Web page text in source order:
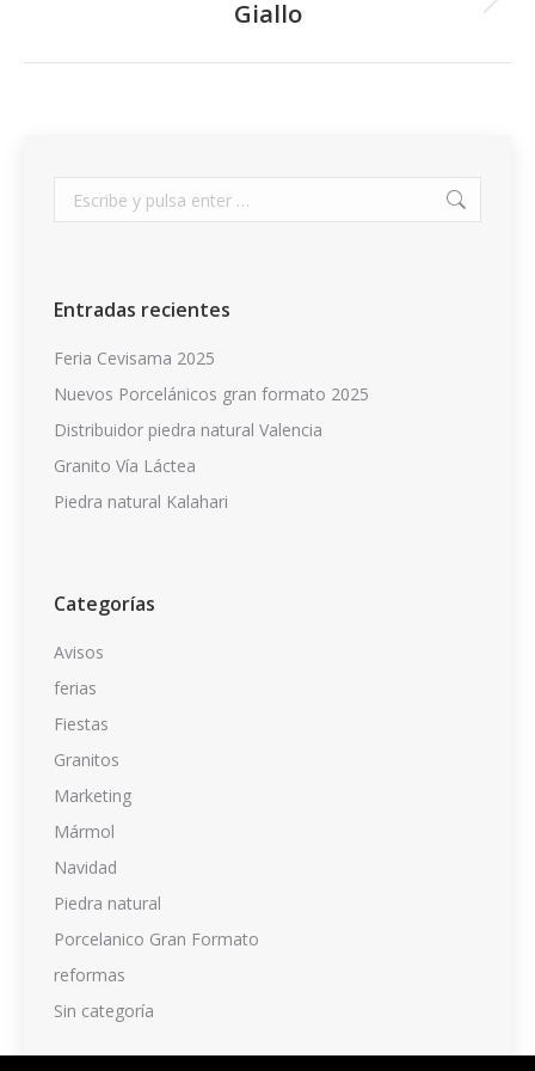
Álbum
Giallo
Buscar:
Entradas recientes
Feria Cevisama 2025
Nuevos Porcelánicos gran formato 2025
Distribuidor piedra natural Valencia
Granito Vía Láctea
Piedra natural Kalahari
Categorías
Avisos
ferias
Fiestas
Granitos
Marketing
Mármol
Navidad
Piedra natural
Porcelanico Gran Formato
reformas
Sin categoría